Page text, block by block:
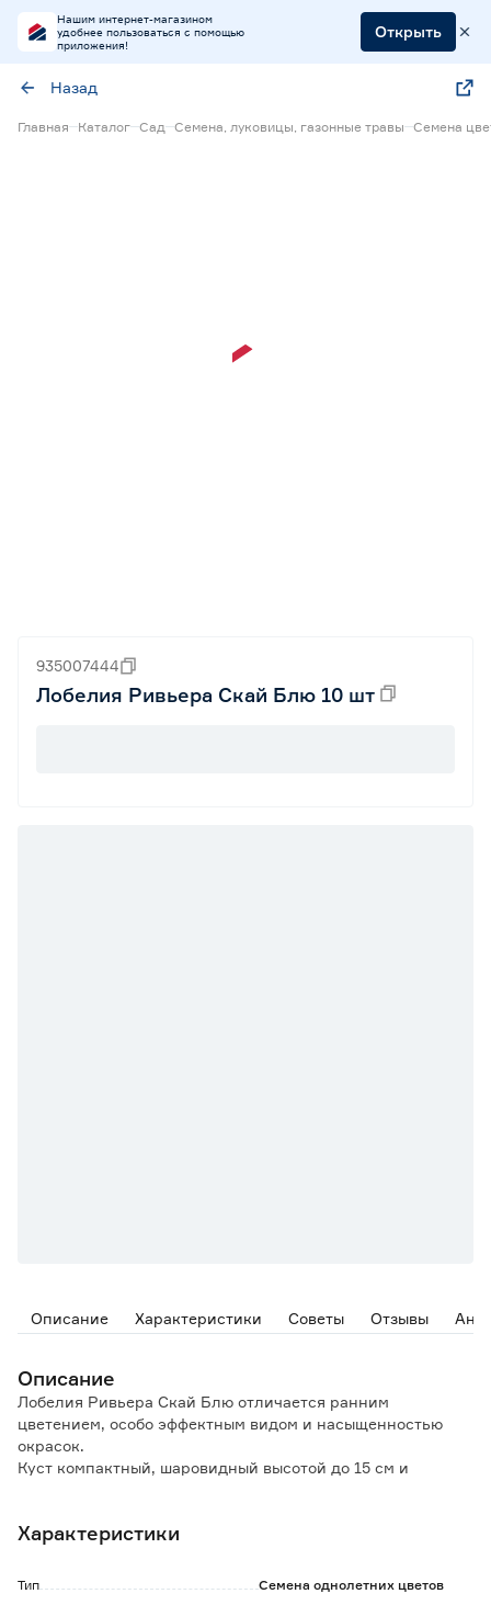
Нашим интернет-магазином
удобнее пользоваться с помощью
приложения!
Открыть
Назад
Главная Каталог Сад Семена, луковицы, газонные травы Семена
935007444
Лобелия Ривьера Скай Блю 10 шт
Описание Характеристики Советы Отзывы
Описание
Лобелия Ривьера Скай Блю отличается ранним
цветением, особо эффектным видом и насыщенностью
окрасок.
Куст компактный, шаровидный высотой до 15 см и
Цветение обильное и продолжительное.
Характеристики
Тип Семена однолетних цветов